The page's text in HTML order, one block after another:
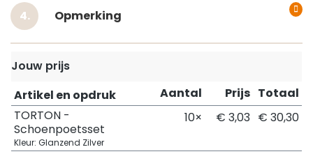
Opmerking
Jouw prijs
Artikel en opdruk
Aantal Prijs Totaal
TORTON -
Schoenpoetsset
Kleur: Glanzend Zilver
10× € 3,03 € 30,30